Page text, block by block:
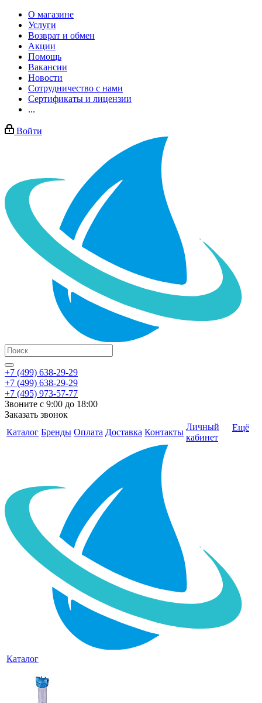
О магазине
Услуги
Возврат и обмен
Акции
Помощь
Вакансии
Новости
Сотрудничество с нами
Сертификаты и лицензии
...
Войти
+7 (499) 638-29-29
+7 (499) 638-29-29
+7 (495) 973-57-77
Звоните с 9:00 до 18:00
Заказать звонок
Каталог Бренды Оплата Доставка Контакты
Личный
кабинет
Ещё
Каталог